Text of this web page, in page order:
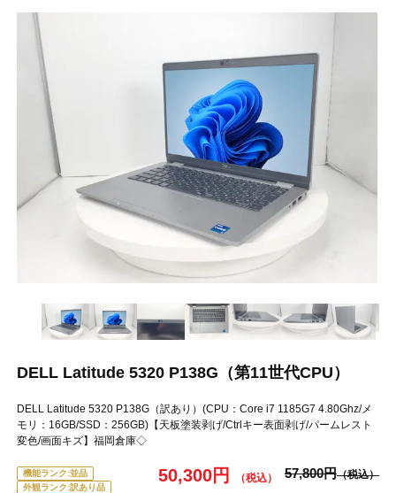
DELL Latitude 5320 P138G（第11世代CPU）
DELL Latitude 5320 P138G（訳あり）(CPU：Core i7 1185G7 4.80Ghz/メ
モリ：16GB/SSD：256GB)【天板塗装剥げ/Ctrlキー表面剥げ/パームレスト
変色/画面キズ】福岡倉庫◇
機能ランク:並品
外観ランク:訳あり品
50,300円 57,800円